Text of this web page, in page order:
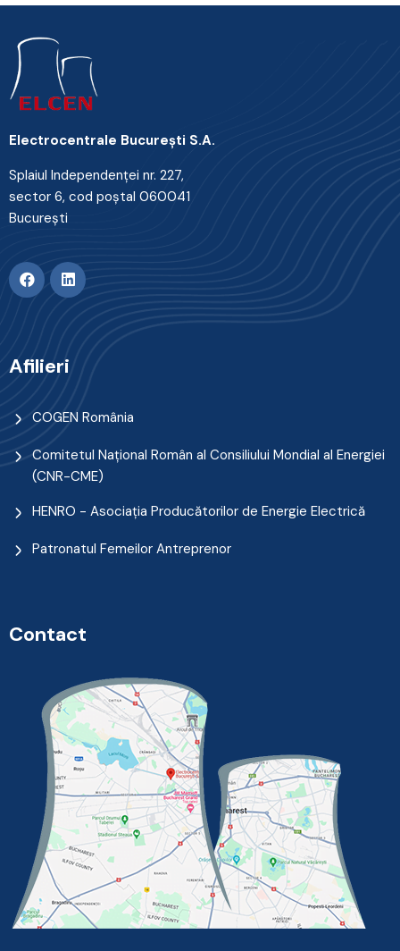
Electrocentrale Bucureşti S.A.
Splaiul Independenţei nr. 227,
sector 6, cod poştal 060041
Bucureşti
Afilieri
COGEN România
Comitetul Naţional Român al Consiliului Mondial al Energiei
(CNR-CME)
HENRO - Asociația Producătorilor de Energie Electrică
Patronatul Femeilor Antreprenor
Contact